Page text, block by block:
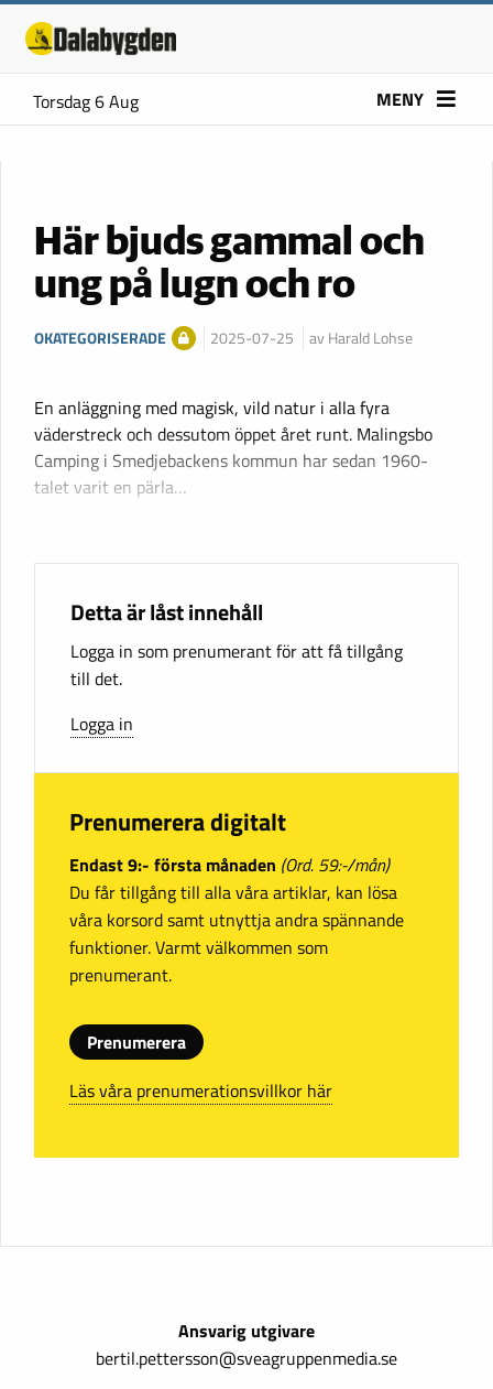
Torsdag 6 Aug MENY
Här bjuds gammal och
ung på lugn och ro
OKATEGORISERADE 2025-07-25 av Harald Lohse
En anläggning med magisk, vild natur i alla fyra
väderstreck och dessutom öppet året runt. Malingsbo
Camping i Smedjebackens kommun har sedan 1960-
talet varit en pärla…
Detta är låst innehåll
Logga in som prenumerant för att få tillgång
till det.
Logga in
Prenumerera digitalt
Endast 9:- första månaden (Ord. 59:-/mån)
Du får tillgång till alla våra artiklar, kan lösa
våra korsord samt utnyttja andra spännande
funktioner. Varmt välkommen som
prenumerant.
Prenumerera
Läs våra prenumerationsvillkor här
Ansvarig utgivare
bertil.pettersson@sveagruppenmedia.se